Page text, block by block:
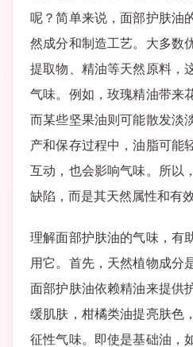
呢？简单来说，面部护肤油
然成分和制造工艺。大多数
提取物、精油等天然原料，
气味。例如，玫瑰精油带来
而某些坚果油则可能散发淡
产和保存过程中，油脂可能
互动，也会影响气味。所以
缺陷，而是其天然属性和有
理解面部护肤油的气味，有
用它。首先，天然植物成分
面部护肤油依赖精油来提供
缓肌肤，柑橘类油提亮肤色
征性气味。即使是基础油，